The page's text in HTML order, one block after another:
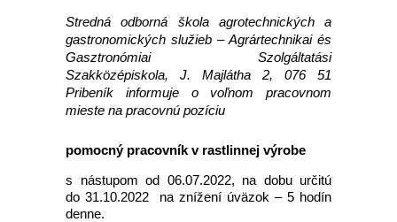
Stredná odborná škola agrotechnických a
gastronomických služieb – Agrártechnikai és
Gasztronómiai Szolgáltatási
Szakközépiskola, J. Majlátha 2, 076 51
Pribeník informuje o voľnom pracovnom
mieste na pracovnú pozíciu
pomocný pracovník v rastlinnej výrobe
s nástupom od 06.07.2022, na dobu určitú
do 31.10.2022 na znížení úväzok – 5 hodín
denne.